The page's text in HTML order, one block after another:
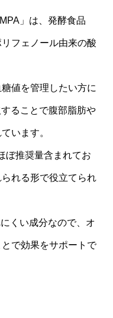
」は、発酵食品
フェノール由来の酸
値を管理したい方に
ることで腹部脂肪や
います。
ぼ推奨量含まれてお
れる形で役立てられ
くい成分なので、オ
で効果をサポートで